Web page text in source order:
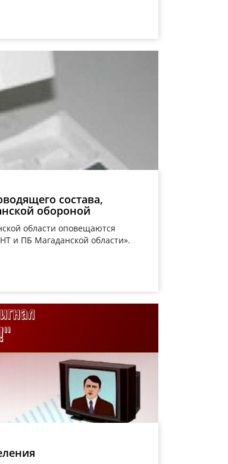
состава,
обороной
области оповещаются
и ПБ Магаданской области».